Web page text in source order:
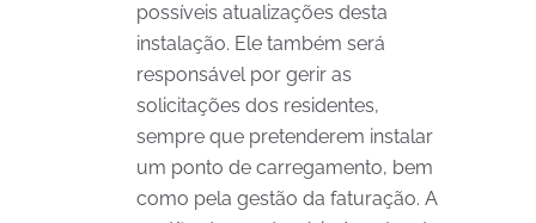
possíveis atualizações desta
instalação. Ele também será
responsável por gerir as
solicitações dos residentes,
sempre que pretenderem instalar
um ponto de carregamento, bem
como pela gestão da faturação. A